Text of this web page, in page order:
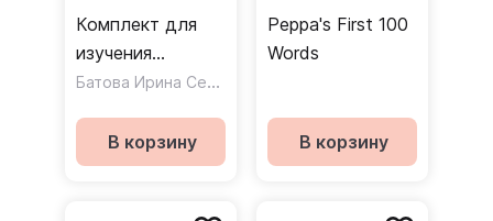
Комплект для
изучения
английского
Батова Ирина Сергеевна
В корзину
Peppa's First 100
Words
В корзину